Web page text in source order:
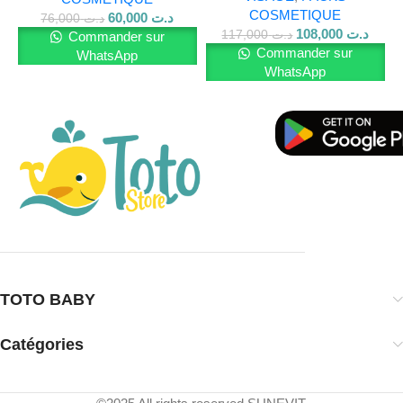
💧Dermovera (Offert)
Soin apaisant riche en agents hydratants et réparateurs. Il
confort à toutes les peaux, même sensibles.
Les bienfaits du Pack Dermalight
Proderma :
Réduit visiblement les taches pigmentaires
Nettoie en douceur sans agresser la peau
د.ت76,000 د.ت
Commander sur
WhatsApp
COSMETIQUE
د.ت117,000 د.ت
Commander sur
WhatsApp
TOTO BABY
Catégories